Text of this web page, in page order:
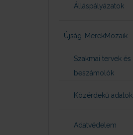
Álláspályázatok
Újság-MerekMozaik
Szakmai tervek és
beszámolók
Közérdekű adatok
Adatvédelem